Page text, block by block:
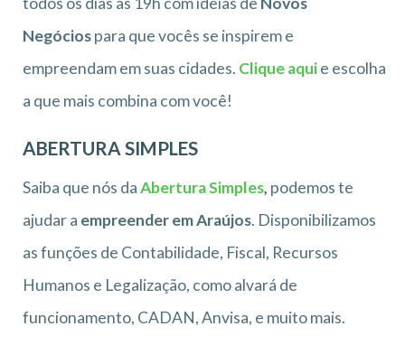
Negóciospara que vocês se inspirem e
empreendam em suas cidades. Clique aquie escolha
a que mais combina com você!
ABERTURA SIMPLES
Saiba que nós daAbertura Simples, podemos te
ajudar a empreender em Araújos. Disponibilizamos
as funções de Contabilidade, Fiscal, Recursos
Humanos e Legalização, como alvará de
funcionamento, CADAN, Anvisa, e muito mais.